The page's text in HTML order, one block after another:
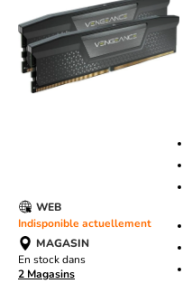
WEB
Indisponible actuellement
MAGASIN
En stock dans
2 Magasins